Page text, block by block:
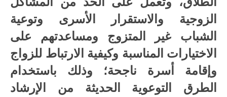
الزوجية والاستقرار الأسرى وتوعية
الشباب غير المتزوج ومساعدتهم على
الاختيارات المناسبة وكيفية الارتباط للزواج
وإقامة أسرة ناجحة؛ وذلك باستخدام
الطرق التوعوية الحديثة من الإرشاد